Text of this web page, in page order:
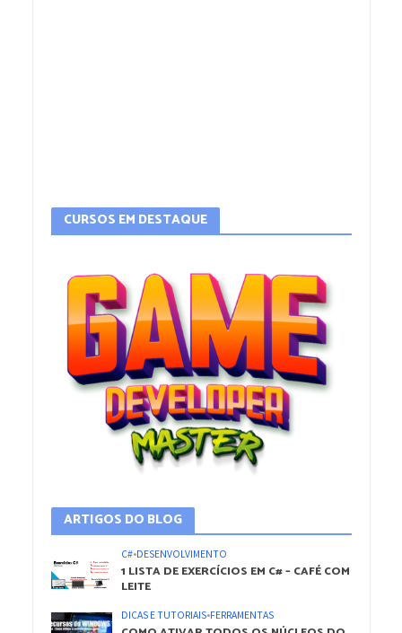
CURSOS EM DESTAQUE
ARTIGOS DO BLOG
C#•DESENVOLVIMENTO
1 LISTA DE EXERCÍCIOS EM C# – CAFÉ COM
LEITE
DICAS E TUTORIAIS•FERRAMENTAS